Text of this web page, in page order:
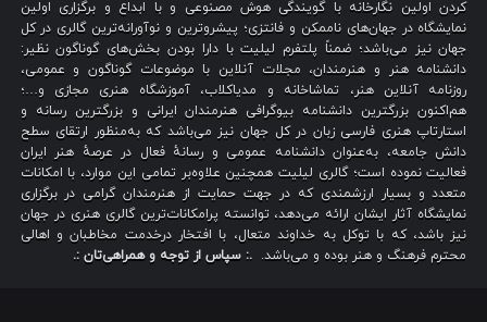
کردن اولین نگارخانه با گویندگی هوش مصنوعی و با ابداع و برگزاری اولین
نمایشگاه در جهان‌های ناممکن و فانتزی؛ پیشروترین و نوآورانه‌ترین گالری در کل
جهان نیز می‌باشد؛ ضمناً پلتفرم لیلیت با دارا بودن بخش‌های گوناگون نظیر:
دانشنامه هنر و هنرمندان، مجلات آنلاین با موضوعات گوناگون و عمومی،
روزنامه آنلاین هنر، تماشاخانه و مدیاکلاب، آموزشگاه هنری مجازی و…؛
هم‌اکنون بزرگترین دانشنامه بیوگرافی هنرمندان ایرانی و بزرگترین رسانه و
استارتاپ هنری فارسی زبان در کل جهان نیز می‌باشد که به‌منظور ارتقای سطح
دانش جامعه، به‌عنوان دانشنامه عمومی و رسانهٔ فعال در عرصهٔ هنر ایران
فعالیت نموده است؛ گالری لیلیت همچنین علاوه‌بر تمامی این موارد، با امکانات
متعدد و بسیار ارزشمندی که در جهت حمایت از هنرمندان گرامی در برگزاری
نمایشگاه آثار ایشان ارائه می‌دهد، توانسته پرامکانات‌ترین گالری هنری در جهان
نیز باشد، که با توکل به خداوند متعال، با افتخار درخدمت مخاطبان و اهالی
محترم فرهنگ و هنر بوده و می‌باشد. .: سپاس از توجه و همراهی‌تان :.